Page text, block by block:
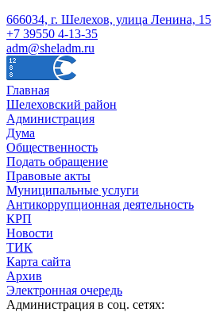
666034, г. Шелехов, улица Ленина, 15
+7 39550 4-13-35
adm@sheladm.ru
Главная
Шелеховский район
Администрация
Дума
Общественность
Подать обращение
Правовые акты
Муниципальные услуги
Антикоррупционная деятельность
КРП
Новости
ТИК
Карта сайта
Архив
Электронная очередь
Администрация в соц. сетях: